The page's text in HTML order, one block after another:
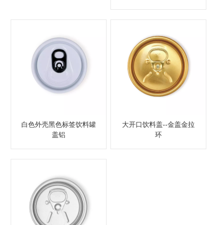
白色外壳黑色标签饮料罐
盖铝
大开口饮料盖--金盖金拉
环